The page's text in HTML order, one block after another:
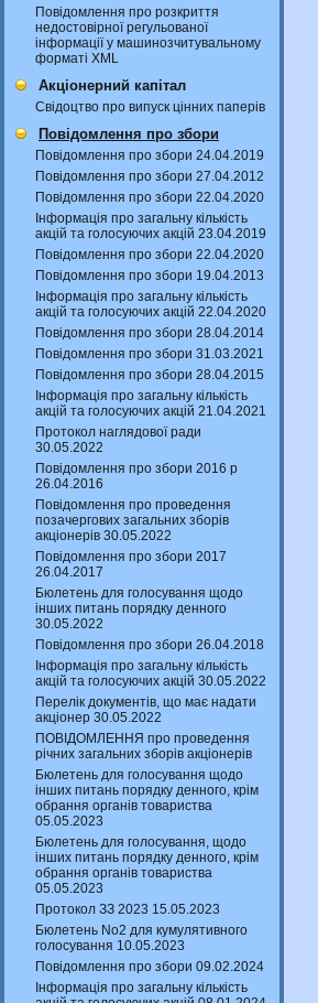
Повідомлення про розкриття
недостовірної регульованої
інформації у машинозчитувальному
форматі XML
Акціонерний капітал
Свідоцтво про випуск цінних паперів
Повідомлення про збори
Повідомлення про збори 24.04.2019
Повідомлення про збори 27.04.2012
Повідомлення про збори 22.04.2020
Інформація про загальну кількість
акцій та голосуючих акцій 23.04.2019
Повідомлення про збори 22.04.2020
Повідомлення про збори 19.04.2013
Інформація про загальну кількість
акцій та голосуючих акцій 22.04.2020
Повідомлення про збори 28.04.2014
Повідомлення про збори 31.03.2021
Повідомлення про збори 28.04.2015
Інформація про загальну кількість
акцій та голосуючих акцій 21.04.2021
Протокол наглядової ради
30.05.2022
Повідомлення про збори 2016 р
26.04.2016
Повідомлення про проведення
позачергових загальних зборів
акціонерів 30.05.2022
Повідомлення про збори 2017
26.04.2017
Бюлетень для голосування щодо
інших питань порядку денного
30.05.2022
Повідомлення про збори 26.04.2018
Інформація про загальну кількість
акцій та голосуючих акцій 30.05.2022
Перелік документів, що має надати
акціонер 30.05.2022
ПОВІДОМЛЕННЯ про проведення
річних загальних зборів акціонерів
Бюлетень для голосування щодо
інших питань порядку денного, крім
обрання органів товариства
05.05.2023
Бюлетень для голосування, щодо
інших питань порядку денного, крім
обрання органів товариства
05.05.2023
Протокол ЗЗ 2023 15.05.2023
Бюлетень No2 для кумулятивного
голосування 10.05.2023
Повідомлення про збори 09.02.2024
Інформація про загальну кількість